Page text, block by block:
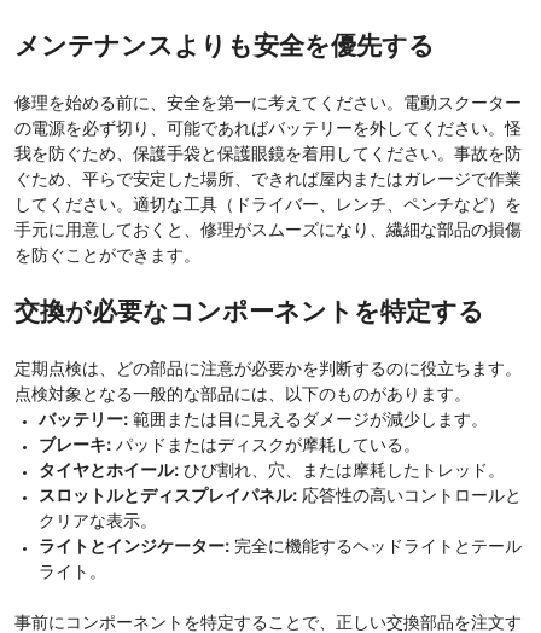
メンテナンスよりも安全を優先する
修理を始める前に、安全を第一に考えてください。電動スクーター
の電源を必ず切り、可能であればバッテリーを外してください。怪
我を防​​ぐため、保護手袋と保護眼鏡を着用してください。事故を防
ぐため、平らで安定した場所、できれば屋内またはガレージで作業
してください。適切な工具（ドライバー、レンチ、ペンチなど）を
手元に用意しておくと、修理がスムーズになり、繊細な部品の損傷
を防ぐことができます。
交換が必要なコンポーネントを特定する
定期点検は、どの部品に注意が必要かを判断するのに役立ちます。
点検対象となる一般的な部品には、以下のものがあります。
バッテリー: 範囲または目に見えるダメージが減少します。
ブレーキ: パッドまたはディスクが摩耗している。
タイヤとホイール: ひび割れ、穴、または摩耗したトレッド。
スロットルとディスプレイパネル: 応答性の高いコントロールと
クリアな表示。
ライトとインジケーター: 完全に機能するヘッドライトとテール
ライト。
事前にコンポーネントを特定することで、正しい交換部品を注文す